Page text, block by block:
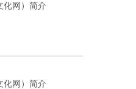
化网）简介
化网）简介